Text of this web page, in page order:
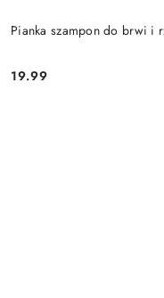
Pianka szampon do brwi i
Cena:
19.99